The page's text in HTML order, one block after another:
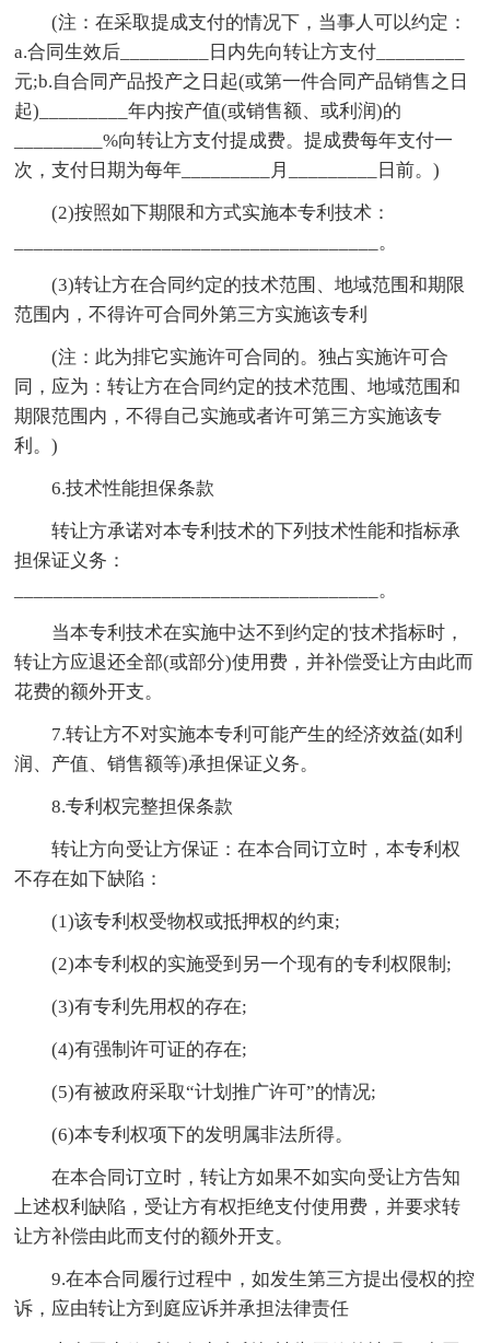
(注：在采取提成支付的情况下，当事人可以约定：
a.合同生效后_________日内先向转让方支付_________
元;b.自合同产品投产之日起(或第一件合同产品销售之日
起)_________年内按产值(或销售额、或利润)的
_________%向转让方支付提成费。提成费每年支付一
次，支付日期为每年_________月_________日前。)
(2)按照如下期限和方式实施本专利技术：
_____________________________________。
(3)转让方在合同约定的技术范围、地域范围和期限
范围内，不得许可合同外第三方实施该专利
(注：此为排它实施许可合同的。独占实施许可合
同，应为：转让方在合同约定的技术范围、地域范围和
期限范围内，不得自己实施或者许可第三方实施该专
利。)
6.技术性能担保条款
转让方承诺对本专利技术的下列技术性能和指标承
担保证义务：
_____________________________________。
当本专利技术在实施中达不到约定的'技术指标时，
转让方应退还全部(或部分)使用费，并补偿受让方由此而
花费的额外开支。
7.转让方不对实施本专利可能产生的经济效益(如利
润、产值、销售额等)承担保证义务。
8.专利权完整担保条款
转让方向受让方保证：在本合同订立时，本专利权
不存在如下缺陷：
(1)该专利权受物权或抵押权的约束;
(2)本专利权的实施受到另一个现有的专利权限制;
(3)有专利先用权的存在;
(4)有强制许可证的存在;
(5)有被政府采取“计划推广许可”的情况;
(6)本专利权项下的发明属非法所得。
在本合同订立时，转让方如果不如实向受让方告知
上述权利缺陷，受让方有权拒绝支付使用费，并要求转
让方补偿由此而支付的额外开支。
9.在本合同履行过程中，如发生第三方提出侵权的控
诉，应由转让方到庭应诉并承担法律责任